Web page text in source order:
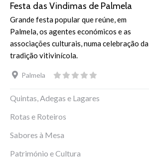
Festa das Vindimas de Palmela
Grande festa popular que reúne, em
Palmela, os agentes económicos e as
associações culturais, numa celebração da
tradição vitivinícola.
Palmela
Quintas, Adegas e Lagares
Rotas e Roteiros
Sabores à Mesa
Património e Cultura